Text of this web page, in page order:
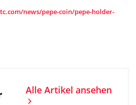
news/pepe-coin/pepe-holder-
Alle Artikel ansehen